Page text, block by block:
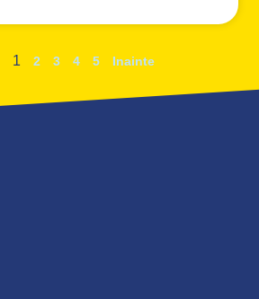
1 2 3 4 5 Inainte